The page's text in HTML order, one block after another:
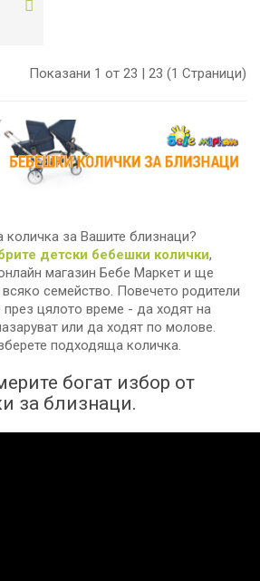
Показани 1 от 23 | 23 (1 Страници)
количка за Вашите близнаци?
детски бебешки колички,
магазин Бебе Маркет и ще
семейство. Повечето родители
през цялото време - да ходят на
или да ходят по молове.
подходяща количка.
богат избор от
за близнаци.